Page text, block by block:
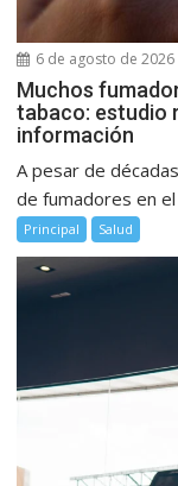
6 de agosto de 2026
Muchos
tabaco: estudio
información
A pesar de
de fumadores en
Principal Salud